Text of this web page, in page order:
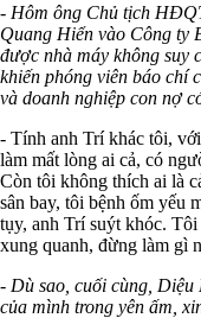
- Hôm ông Chủ tịch
Quang Hiển vào Công ty
được nhà máy không suy
khiến phóng viên báo chí
và doanh nghiệp con nợ
- Tính anh Trí khác tôi,
làm mất lòng ai cả, có
Còn tôi không thích ai là
sân bay, tôi bệnh ốm yếu
tụy, anh Trí suýt khóc.
xung quanh, đừng làm gì
- Dù sao, cuối cùng, Diệu
của mình trong yên ấm,